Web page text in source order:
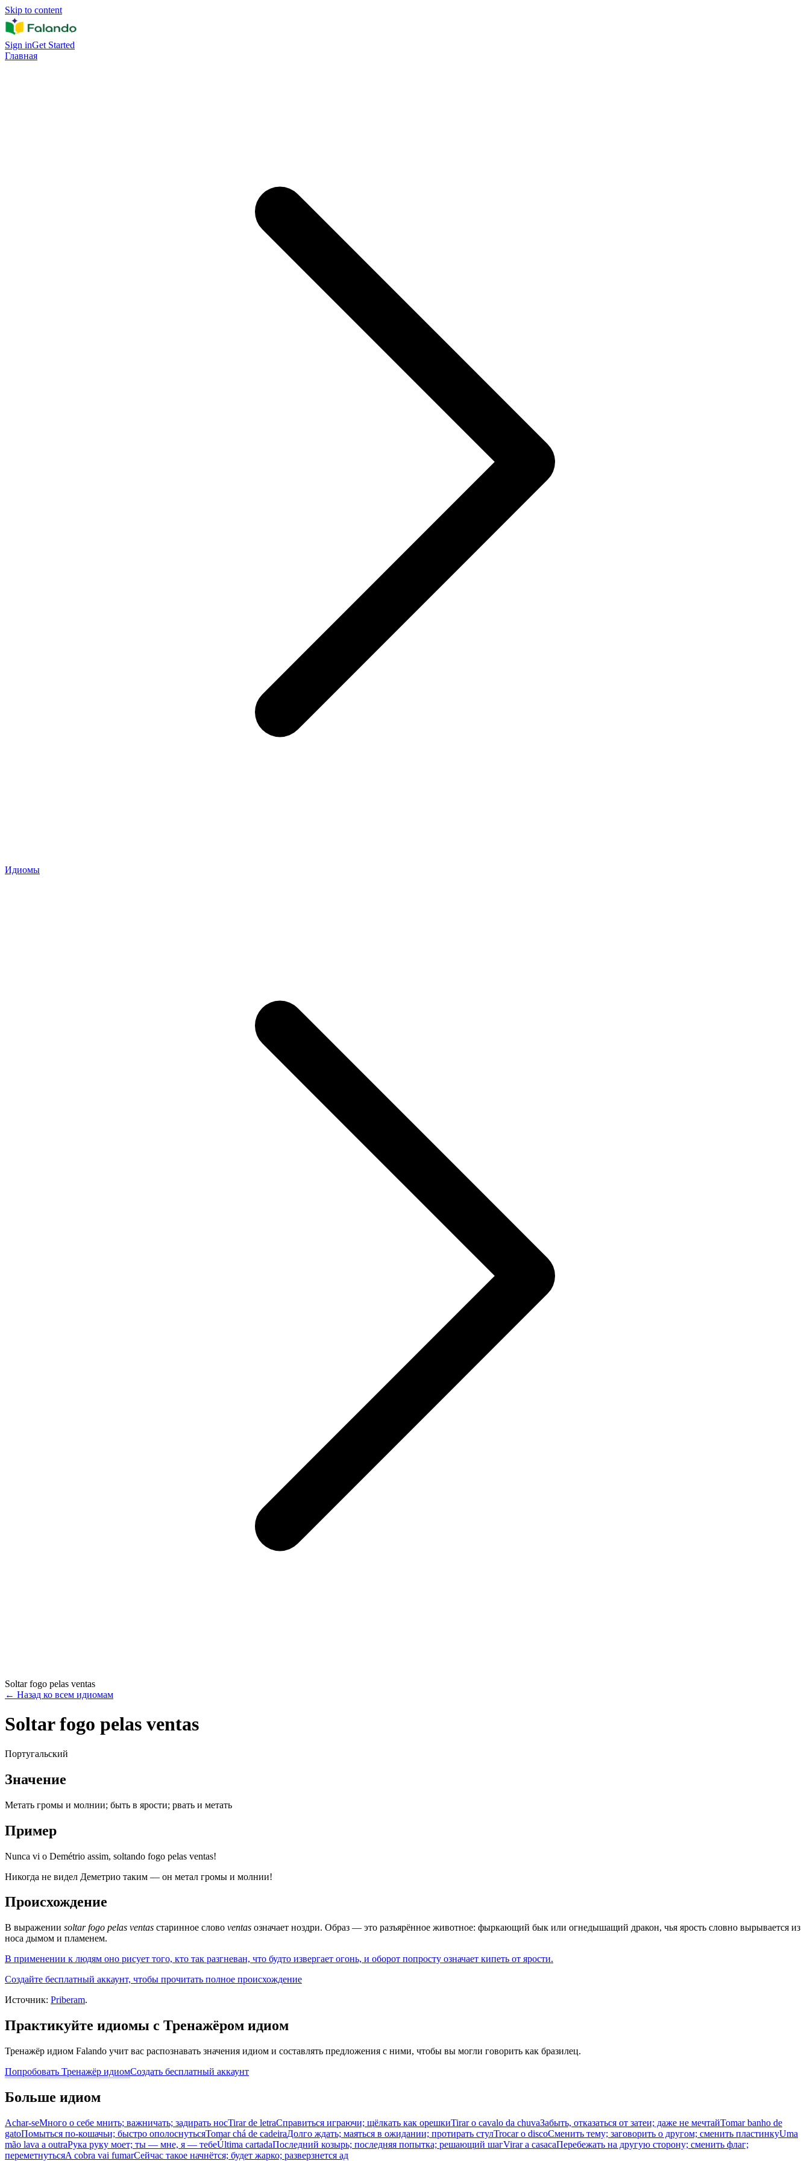
Skip to content
Sign inGet Started
Главная
Идиомы
Soltar fogo pelas ventas
← Назад ко всем идиомам
Soltar fogo pelas ventas
Португальский
Значение
Метать громы и молнии; быть в ярости; рвать и метать
Пример
Nunca vi o Demétrio assim, soltando fogo pelas ventas!
Никогда не видел Деметрио таким — он метал громы и молнии!
Происхождение
В выражении soltar fogo pelas ventas старинное слово ventas означает ноздри. Образ — это разъярённое животное: фыркающий бык или огнедышащий дракон, чья ярость словно вырывается из
носа дымом и пламенем.
В применении к людям оно рисует того, кто так разгневан, что будто извергает огонь, и оборот попросту означает кипеть от ярости.
Создайте бесплатный аккаунт, чтобы прочитать полное происхождение
Источник: Priberam.
Практикуйте идиомы с Тренажёром идиом
Тренажёр идиом Falando учит вас распознавать значения идиом и составлять предложения с ними, чтобы вы могли говорить как бразилец.
Попробовать Тренажёр идиомСоздать бесплатный аккаунт
Больше идиом
Achar-seМного о себе мнить; важничать; задирать носTirar de letraСправиться играючи; щёлкать как орешкиTirar o cavalo da chuvaЗабыть, отказаться от затеи; даже не мечтайTomar banho de
gatoПомыться по-кошачьи; быстро ополоснутьсяTomar chá de cadeiraДолго ждать; маяться в ожидании; протирать стулTrocar o discoСменить тему; заговорить о другом; сменить пластинкуUma
mão lava a outraРука руку моет; ты — мне, я — тебеÚltima cartadaПоследний козырь; последняя попытка; решающий шагVirar a casacaПеребежать на другую сторону; сменить флаг;
переметнутьсяA cobra vai fumarСейчас такое начнётся; будет жарко; разверзнется ад